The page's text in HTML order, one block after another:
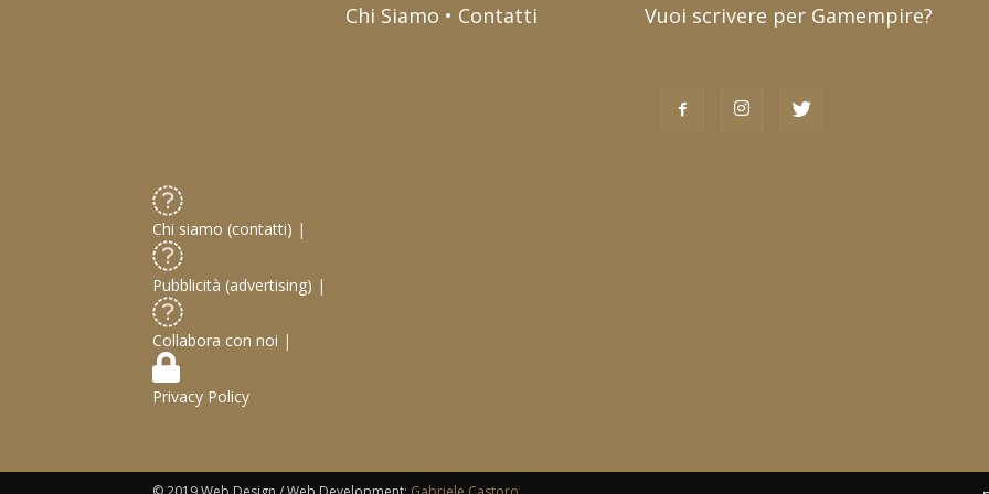
Chi Siamo • Contatti Vuoi scrivere per Gamempire?
Chi siamo (contatti) |
Pubblicità (advertising) |
Collabora con noi |
Privacy Policy